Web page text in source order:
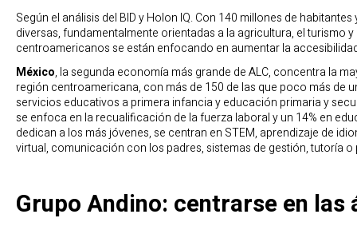
Según el análisis del BID y Holon IQ. Con 140 millones de
diversas, fundamentalmente orientadas a la agricultura, el turismo
centroamericanos se están enfocando en aumentar la
México, la segunda economía más grande de ALC, concentra la
región centroamericana, con más de 150 de las que poco más de
servicios educativos a primera infancia y educación primaria y
se enfoca en la recualificación de la fuerza laboral y un 14% en
dedican a los más jóvenes, se centran en STEM, aprendizaje de
virtual, comunicación con los padres, sistemas de gestión, tutoría
Grupo Andino: centrarse en las